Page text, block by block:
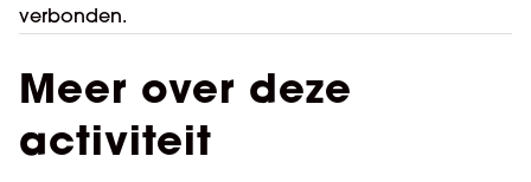
verbonden.
Meer over deze
activiteit